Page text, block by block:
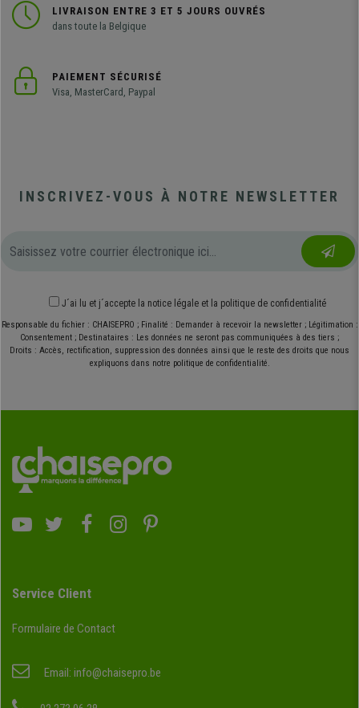
LIVRAISON ENTRE 3 ET 5 JOURS OUVRÉS
dans toute la Belgique
PAIEMENT SÉCURISÉ
Visa, MasterCard, Paypal
INSCRIVEZ-VOUS À NOTRE NEWSLETTER
J´ai lu et j´accepte la notice légale et la politique de confidentialité
Responsable du fichier : CHAISEPRO ; Finalité : Demander à recevoir la newsletter ; Légitimation :
Consentement ; Destinataires : Les données ne seront pas communiquées à des tiers ;
Droits : Accès, rectification, suppression des données ainsi que le reste des droits que nous
expliquons dans notre politique de confidentialité.
Service Client
Formulaire de Contact
Email: info@chaisepro.be